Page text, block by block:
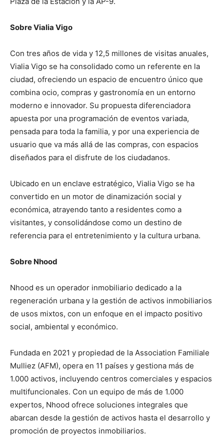
Sobre Vialia Vigo
Con tres años de vida y 12,5 millones de visitas anuales,
Vialia Vigo se ha consolidado como un referente en la
ciudad, ofreciendo un espacio de encuentro único que
combina ocio, compras y gastronomía en un entorno
moderno e innovador. Su propuesta diferenciadora
apuesta por una programación de eventos variada,
pensada para toda la familia, y por una experiencia de
usuario que va más allá de las compras, con espacios
diseñados para el disfrute de los ciudadanos.
Ubicado en un enclave estratégico, Vialia Vigo se ha
convertido en un motor de dinamización social y
económica, atrayendo tanto a residentes como a
visitantes, y consolidándose como un destino de
referencia para el entretenimiento y la cultura urbana.
Sobre Nhood
Nhood es un operador inmobiliario dedicado a la
regeneración urbana y la gestión de activos inmobiliarios
de usos mixtos, con un enfoque en el impacto positivo
social, ambiental y económico.
Fundada en 2021 y propiedad de la Association Familiale
Mulliez (AFM), opera en 11 países y gestiona más de
1.000 activos, incluyendo centros comerciales y espacios
multifuncionales. Con un equipo de más de 1.000
expertos, Nhood ofrece soluciones integrales que
abarcan desde la gestión de activos hasta el desarrollo y
promoción de proyectos inmobiliarios.